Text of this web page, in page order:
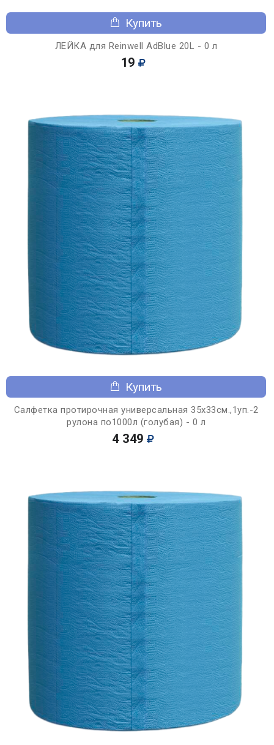
Купить
ЛЕЙКА для Reinwell AdBlue 20L - 0 л
19
Купить
Салфетка протирочная универсальная 35х33см.,1уп.-2
рулона по1000л (голубая) - 0 л
4 349